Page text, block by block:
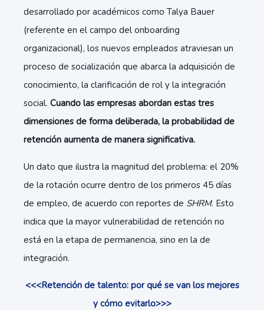
desarrollado por académicos como Talya Bauer
(referente en el campo del onboarding
organizacional), los nuevos empleados atraviesan un
proceso de socialización que abarca la adquisición de
conocimiento, la clarificación de rol y la integración
social. Cuando las empresas abordan estas tres
dimensiones de forma deliberada, la probabilidad de
retención aumenta de manera significativa.
Un dato que ilustra la magnitud del problema: el 20%
de la rotación ocurre dentro de los primeros 45 días
de empleo, de acuerdo con reportes de SHRM. Esto
indica que la mayor vulnerabilidad de retención no
está en la etapa de permanencia, sino en la de
integración.
<<<Retención de talento: por qué se van los mejores
y cómo evitarlo>>>